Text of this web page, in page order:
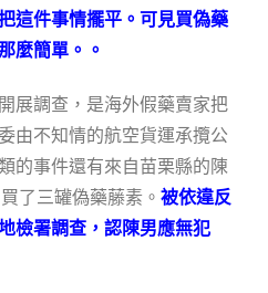
這件事情擺平。可見買偽藥
麼簡單。。
展調查，是海外假藥賣家把
由不知情的航空貨運承攬公
的事件還有來自苗栗縣的陳
了三罐偽藥藤素。 被依違反
檢署調查，認陳男應無犯